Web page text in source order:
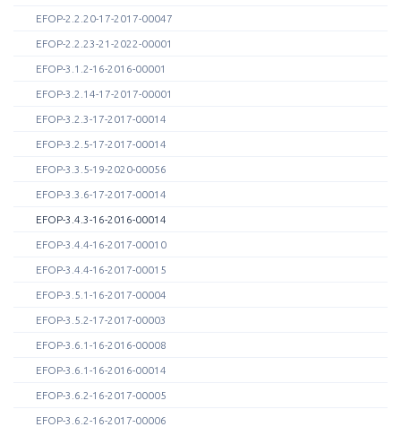
EFOP-2.2.20-17-2017-00047
EFOP-2.2.23-21-2022-00001
EFOP-3.1.2-16-2016-00001
EFOP-3.2.14-17-2017-00001
EFOP-3.2.3-17-2017-00014
EFOP-3.2.5-17-2017-00014
EFOP-3.3.5-19-2020-00056
EFOP-3.3.6-17-2017-00014
EFOP-3.4.3-16-2016-00014
EFOP-3.4.4-16-2017-00010
EFOP-3.4.4-16-2017-00015
EFOP-3.5.1-16-2017-00004
EFOP-3.5.2-17-2017-00003
EFOP-3.6.1-16-2016-00008
EFOP-3.6.1-16-2016-00014
EFOP-3.6.2-16-2017-00005
EFOP-3.6.2-16-2017-00006